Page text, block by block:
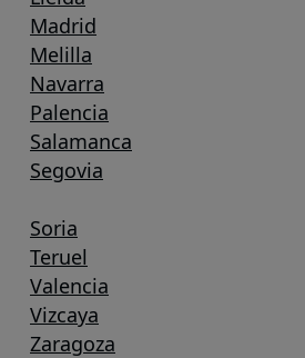
Madrid
Melilla
Navarra
Palencia
Salamanca
Segovia
Soria
Teruel
Valencia
Vizcaya
Zaragoza